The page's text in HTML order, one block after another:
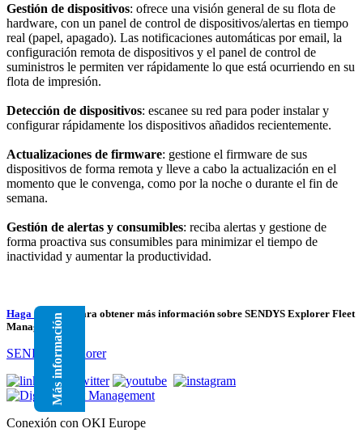
Gestión de dispositivos: ofrece una visión general de su flota de
hardware, con un panel de control de dispositivos/alertas en tiempo
real (papel, apagado). Las notificaciones automáticas por email, la
configuración remota de dispositivos y el panel de control de
suministros le permiten ver rápidamente lo que está ocurriendo en su
flota de impresión.
Detección de dispositivos: escanee su red para poder instalar y
configurar rápidamente los dispositivos añadidos recientemente.
Actualizaciones de firmware: gestione el firmware de sus
dispositivos de forma remota y lleve a cabo la actualización en el
momento que le convenga, como por la noche o durante el fin de
semana.
Gestión de alertas y consumibles: reciba alertas y gestione de
forma proactiva sus consumibles para minimizar el tiempo de
inactividad y aumentar la productividad.
Haga clic aquí
para obtener más información sobre SENDYS Explorer Fleet
Manager.
Más información
SENDYS Explorer
Conexión con OKI Europe